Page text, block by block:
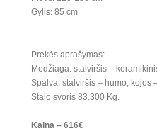
Gylis: 85 cm
Prekės aprašymas:
Medžiaga: stalviršis –
Spalva: stalviršis – humo, kojos
Stalo svoris 83.300 Kg.
Kaina – 616€